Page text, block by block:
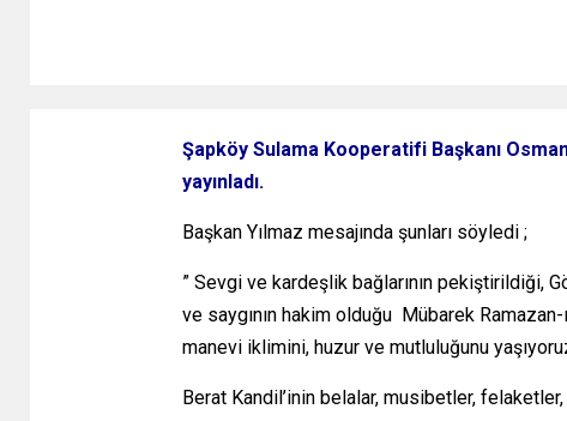
Şapköy Sulama Kooperatifi Başkanı
yayınladı.
Başkan Yılmaz mesajında şunları söyledi ;
” Sevgi ve kardeşlik bağlarının pekiştirildiği,
ve saygının hakim olduğu Mübarek
manevi iklimini, huzur ve mutluluğunu
Berat Kandil’inin belalar, musibetler,